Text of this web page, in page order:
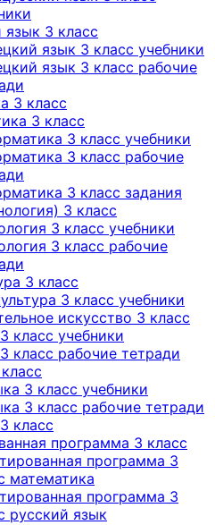
3 класс
язык 3 класс учебники
язык 3 класс рабочие
3 класс
3 класс
3 класс учебники
3 класс рабочие
3 класс задания
3 класс
3 класс учебники
3 класс рабочие
3 класс
3 класс учебники
искусство 3 класс
класс учебники
класс рабочие тетради
3 класс учебники
3 класс рабочие тетради
класс
программа 3 класс
программа 3
математика
программа 3
русский язык